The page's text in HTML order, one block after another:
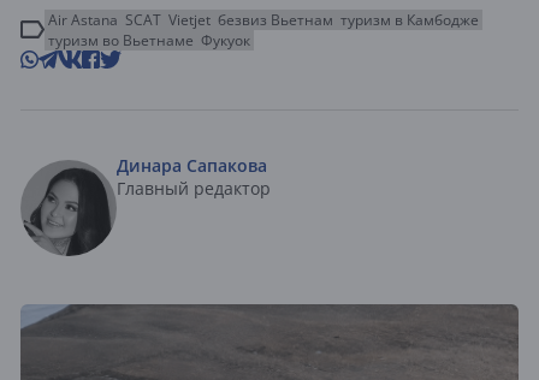
Air Astana SCAT Vietjet безвиз Вьетнам туризм в Камбодже
туризм во Вьетнаме Фукуок
Динара Сапакова
Главный редактор